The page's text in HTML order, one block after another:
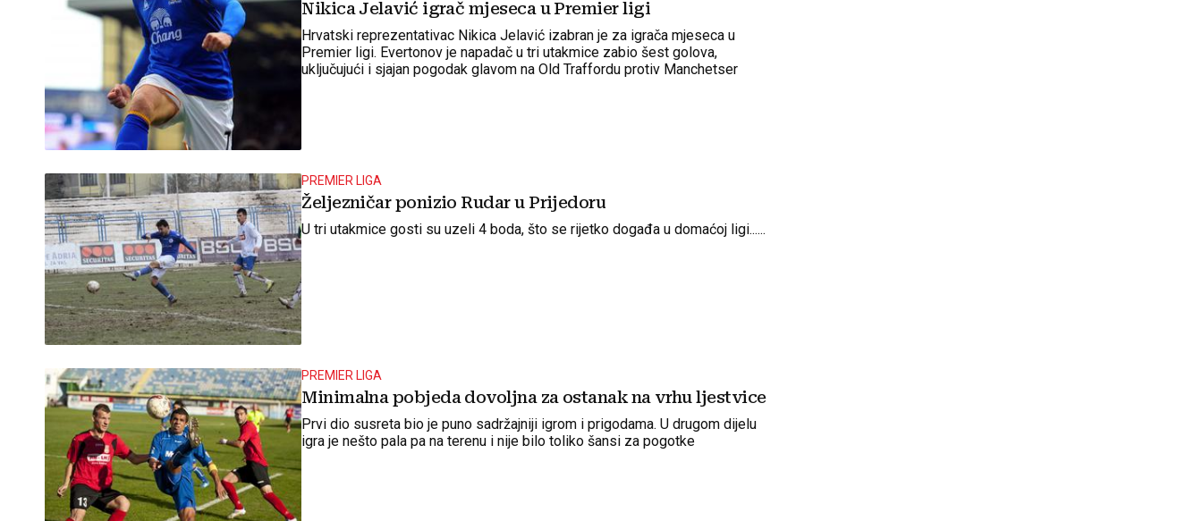
Nikica Jelavić igrač mjeseca u Premier ligi
Hrvatski reprezentativac Nikica Jelavić izabran je za igrača mjeseca u
Premier ligi. Evertonov je napadač u tri utakmice zabio šest golova,
uključujući i sjajan pogodak glavom na Old Traffordu protiv Manchetser
PREMIER LIGA
Željezničar ponizio Rudar u Prijedoru
U tri utakmice gosti su uzeli 4 boda, što se rijetko događa u domaćoj ligi......
PREMIER LIGA
Minimalna pobjeda dovoljna za ostanak na vrhu ljestvice
Prvi dio susreta bio je puno sadržajniji igrom i prigodama. U drugom dijelu
igra je nešto pala pa na terenu i nije bilo toliko šansi za pogotke